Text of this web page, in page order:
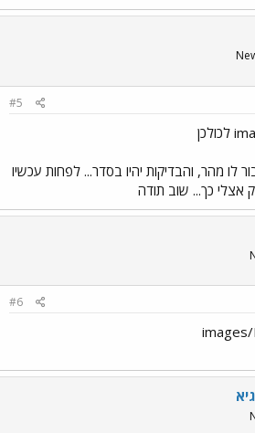
#5
לו מהר, והבדיקות יהיו בסדר... לפחות עכשיו
אצלי כך... שוב תודה
#6